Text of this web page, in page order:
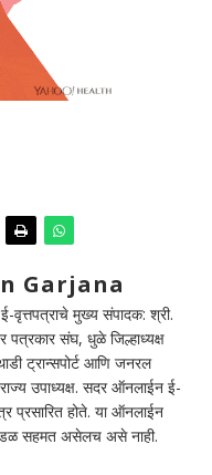
Garjana
वृत्तपत्राचे मुख्य संपादक: श्री.
पत्रकार संघ, धुळे जिल्हाध्यक्ष
ट्रान्सपोर्ट आणि जनरल
राज्य उपाध्यक्ष. सदर ऑनलाईन ई-
प्रसारित होते. या ऑनलाईन
मंडळ सहमत असेलच असे नाही.